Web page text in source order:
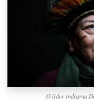
O líder indígena